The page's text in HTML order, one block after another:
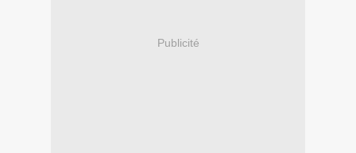
Publicité